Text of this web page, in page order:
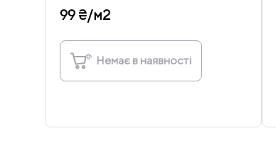
99 ₴/м2
Немає в наявності